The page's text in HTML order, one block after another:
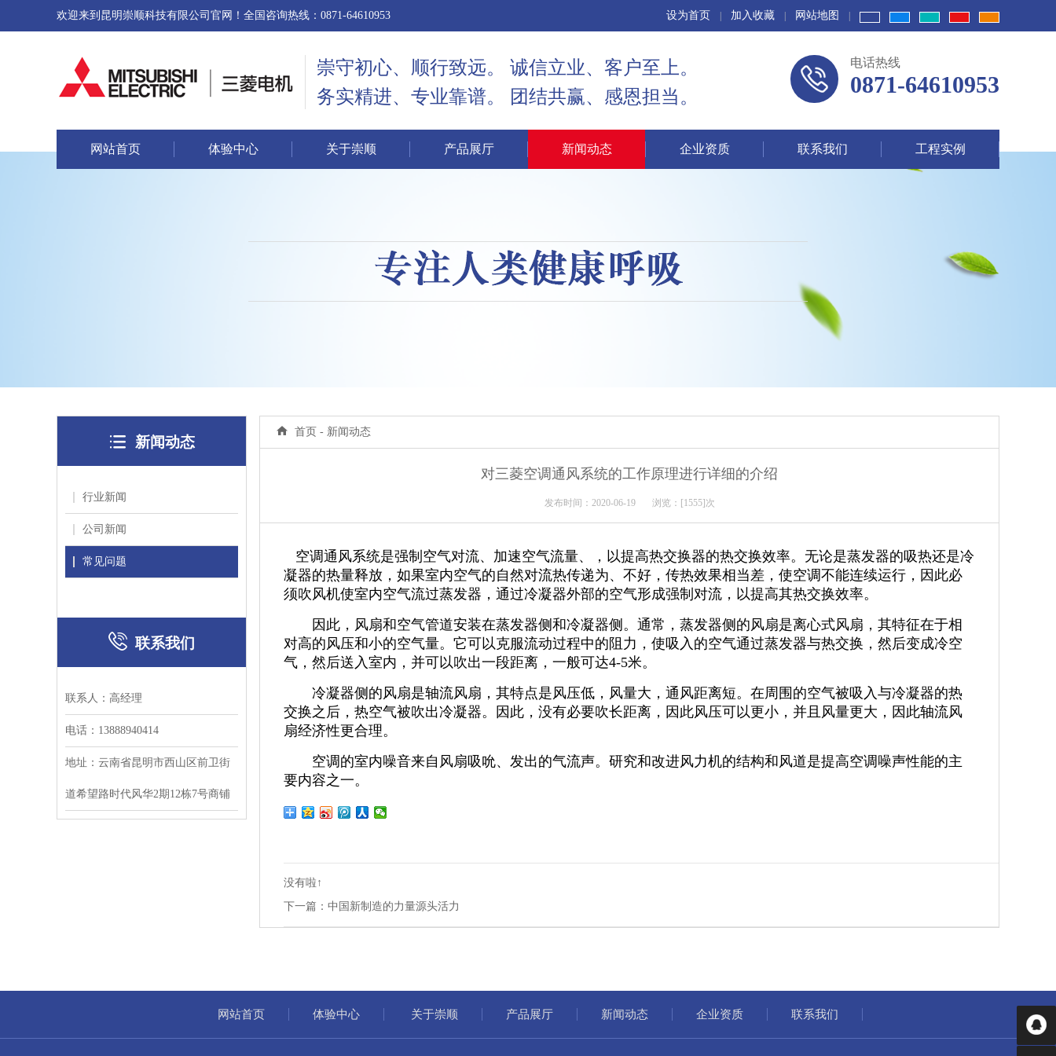
欢迎来到昆明崇顺科技有限公司官网！全国咨询热线：0871-64610953 网站地图
加入收藏
设为首页
崇守初心、顺行致远。 诚信立业、客户至上。
务实精进、专业靠谱。 团结共赢、感恩担当。
电话热线
0871-64610953
网站首页 体验中心 关于崇顺 产品展厅 新闻动态 企业资质 联系我们 工程实例
 新闻动态
行业新闻
公司新闻
常见问题
 联系我们
联系人：高经理
电话：13888940414
地址：云南省昆明市西山区前卫街
道希望路时代风华2期12栋7号商铺
 首页 - 新闻动态
对三菱空调通风系统的工作原理进行详细的介绍
发布时间：2020-06-19 浏览：[1555]次
空调通风系统是强制空气对流、加速空气流量、，以提高热交换器的热交换效率。无论是蒸发器的吸热还是冷
凝器的热量释放，如果室内空气的自然对流热传递为、不好，传热效果相当差，使空调不能连续运行，因此必
须吹风机使室内空气流过蒸发器，通过冷凝器外部的空气形成强制对流，以提高其热交换效率。
因此，风扇和空气管道安装在蒸发器侧和冷凝器侧。通常，蒸发器侧的风扇是离心式风扇，其特征在于相
对高的风压和小的空气量。它可以克服流动过程中的阻力，使吸入的空气通过蒸发器与热交换，然后变成冷空
气，然后送入室内，并可以吹出一段距离，一般可达4-5米。
冷凝器侧的风扇是轴流风扇，其特点是风压低，风量大，通风距离短。在周围的空气被吸入与冷凝器的热
交换之后，热空气被吹出冷凝器。因此，没有必要吹长距离，因此风压可以更小，并且风量更大，因此轴流风
扇经济性更合理。
空调的室内噪音来自风扇吸吮、发出的气流声。研究和改进风力机的结构和风道是提高空调噪声性能的主
要内容之一。
没有啦↑
下一篇：中国新制造的力量源头活力
网站首页 体验中心 关于崇顺 产品展厅 新闻动态 企业资质 联系我们